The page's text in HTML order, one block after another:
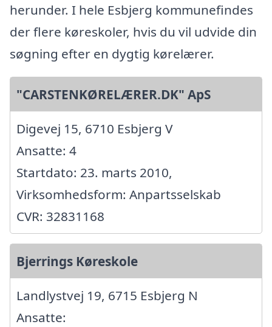
herunder. I hele Esbjerg kommunefindes
der flere køreskoler, hvis du vil udvide din
søgning efter en dygtig kørelærer.
"CARSTENKØRELÆRER.DK" ApS
Digevej 15, 6710 Esbjerg V
Ansatte: 4
Startdato: 23. marts 2010,
Virksomhedsform: Anpartsselskab
CVR: 32831168
Bjerrings Køreskole
Landlystvej 19, 6715 Esbjerg N
Ansatte: